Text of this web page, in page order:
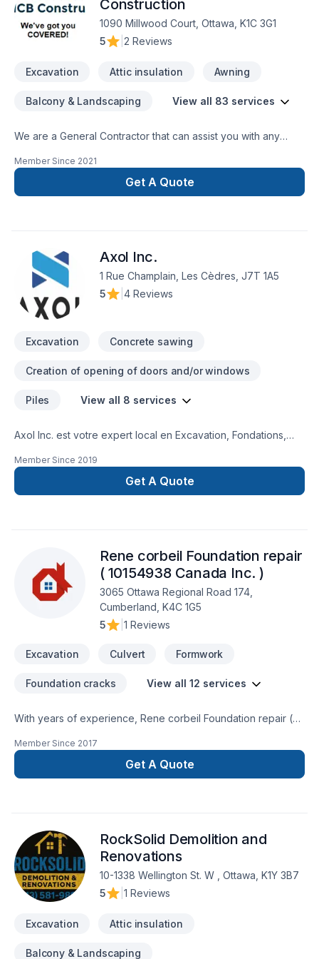
Construction
1090 Millwood Court, Ottawa, K1C 3G1
5
2 Reviews
Excavation Attic insulation Awning
Balcony & Landscaping View all 83 services
We are a General Contractor that can assist you with any
Member Since 2021
Get A Quote
Axol Inc.
1 Rue Champlain, Les Cèdres, J7T 1A5
5
4 Reviews
Excavation Concrete sawing
Creation of opening of doors and/or windows
Piles View all 8 services
Axol Inc. est votre expert local en Excavation, Fondations,
Ontario,Laurentides,Laval,Montérégie,Montréal,Outaouais,
combinant expérience, innovation et rigueur. Notre équipe
expérimentée vous accompagne à chaque étape, avec des
service d'exception, centré sur vos besoins et vos
aspirations.
Member Since 2019
Get A Quote
Rene corbeil Foundation repair
( 10154938 Canada Inc. )
3065 Ottawa Regional Road 174,
Cumberland, K4C 1G5
5
1 Reviews
Excavation Culvert Formwork
Foundation cracks View all 12 services
With years of experience, Rene corbeil Foundation repair (
and businesses realize their Excavation, Formwork,
Foundation, Foundation cracks, Foundations, French drain,
Home jacking dreams. Every client is unique — that's why we
Inc. ), we’re driven by the belief that every client deserves
exceptional service and lasting results.
Member Since 2017
Get A Quote
RockSolid Demolition and
Renovations
10-1338 Wellington St. W , Ottawa, K1Y 3B7
5
1 Reviews
Excavation Attic insulation
Balcony & Landscaping